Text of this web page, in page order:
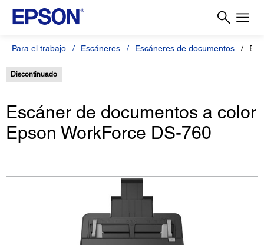
Para el trabajo Escáneres Escáneres de documentos
Discontinuado
Escáner de documentos a color
Epson WorkForce DS-760